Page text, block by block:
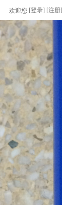
欢迎您 [登录] [注册]